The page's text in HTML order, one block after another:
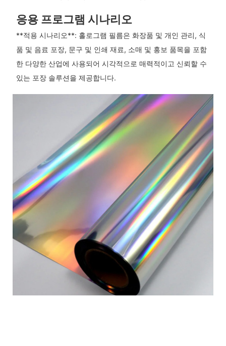
응용 프로그램 시나리오
**적용 시나리오**: 홀로그램 필름은 화장품 및 개인 관리, 식
품 및 음료 포장, 문구 및 인쇄 재료, 소매 및 홍보 품목을 포함
한 다양한 산업에 사용되어 시각적으로 매력적이고 신뢰할 수
있는 포장 솔루션을 제공합니다.